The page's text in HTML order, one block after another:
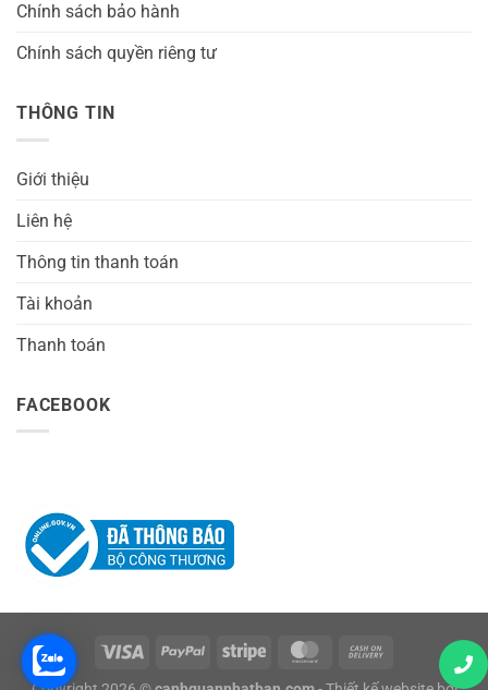
Chính sách bảo hành
Chính sách quyền riêng tư
THÔNG TIN
Giới thiệu
Liên hệ
Thông tin thanh toán
Tài khoản
Thanh toán
FACEBOOK